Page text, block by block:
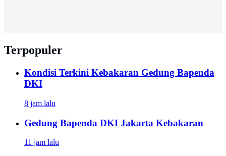
Terpopuler
Kondisi Terkini Kebakaran Gedung Bapenda
DKI
8 jam lalu
Gedung Bapenda DKI Jakarta Kebakaran
11 jam lalu